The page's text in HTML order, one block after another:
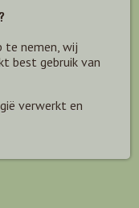
nemen, wij
best gebruik van
verwerkt en